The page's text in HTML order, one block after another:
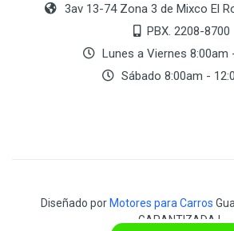
3av 13-74 Zona 3 de Mixco El
PBX. 2208-8700
Lunes a Viernes 8:00am
Sábado 8:00am -
Diseñado por Motores para Carros
GARANTIZADA !